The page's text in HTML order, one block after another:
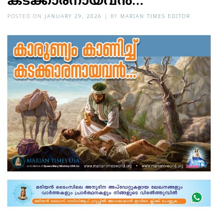
POSTED ON JANUARY 29, 2026 BY MARIAN TIMES EDITOR